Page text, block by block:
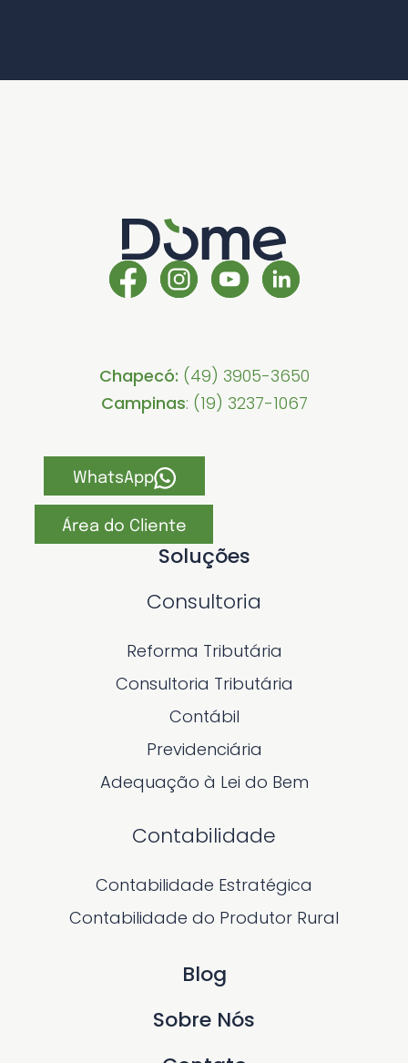
WhatsApp
Área do Cliente
Chapecó: (49) 3905-3650
Campinas: (19) 3237-1067
Soluções
Consultoria
Reforma Tributária
Consultoria Tributária
Contábil
Previdenciária
Adequação à Lei do Bem
Contabilidade
Contabilidade Estratégica
Contabilidade do Produtor Rural
Blog
Sobre Nós